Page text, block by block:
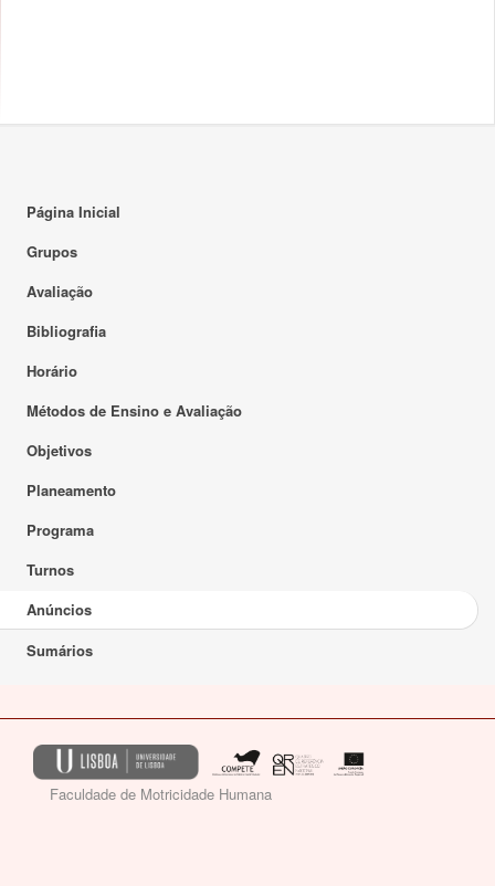
Página Inicial
Grupos
Avaliação
Bibliografia
Horário
Métodos de Ensino e Avaliação
Objetivos
Planeamento
Programa
Turnos
Anúncios
Sumários
Faculdade de Motricidade Humana